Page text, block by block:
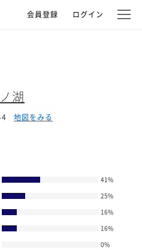
会員登録 ログイン
湖
地図をみる
41%
25%
16%
16%
0%